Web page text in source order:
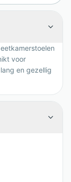
voor
en gezellig